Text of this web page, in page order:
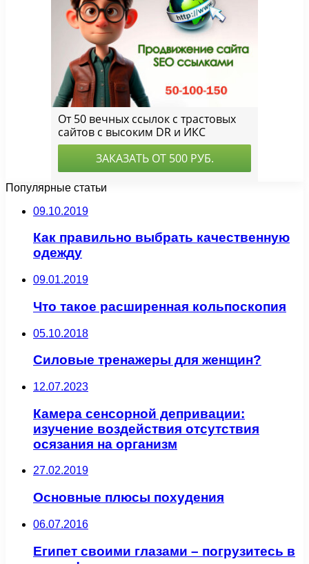
Популярные статьи
09.10.2019
Как правильно выбрать качественную
одежду
09.01.2019
Что такое расширенная кольпоскопия
05.10.2018
Силовые тренажеры для женщин?
12.07.2023
Камера сенсорной депривации:
изучение воздействия отсутствия
осязания на организм
27.02.2019
Основные плюсы похудения
06.07.2016
Египет своими глазами – погрузитесь в